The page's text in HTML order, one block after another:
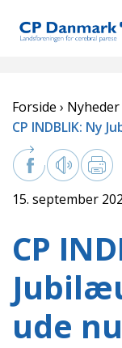
Forside
Nyheder
CP INDBLIK: Ny
15. september
CP
ude nu